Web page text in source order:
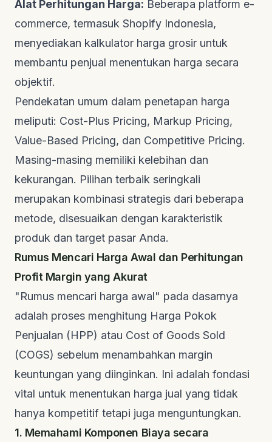
Alat Perhitungan Harga: Beberapa platform e-
commerce, termasuk Shopify Indonesia,
menyediakan kalkulator harga grosir untuk
membantu penjual menentukan harga secara
objektif.
Pendekatan umum dalam penetapan harga
meliputi: Cost-Plus Pricing, Markup Pricing,
Value-Based Pricing, dan Competitive Pricing.
Masing-masing memiliki kelebihan dan
kekurangan. Pilihan terbaik seringkali
merupakan kombinasi strategis dari beberapa
metode, disesuaikan dengan karakteristik
produk dan target pasar Anda.
Rumus Mencari Harga Awal dan Perhitungan
Profit Margin yang Akurat
"Rumus mencari harga awal" pada dasarnya
adalah proses menghitung Harga Pokok
Penjualan (HPP) atau Cost of Goods Sold
(COGS) sebelum menambahkan margin
keuntungan yang diinginkan. Ini adalah fondasi
vital untuk menentukan harga jual yang tidak
hanya kompetitif tetapi juga menguntungkan.
1. Memahami Komponen Biaya secara